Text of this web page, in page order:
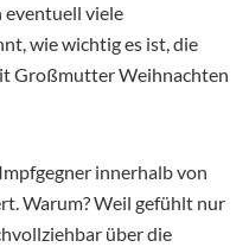
eventuell viele
wie wichtig es ist, die
Großmutter Weihnachten
innerhalb von
Warum? Weil gefühlt nur
über die